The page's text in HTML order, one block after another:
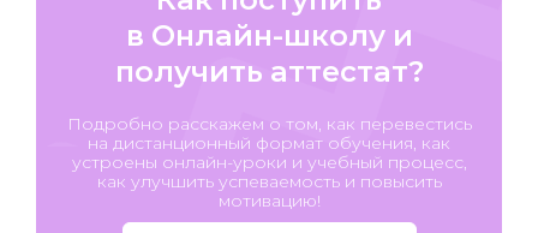
в Онлайн-школу и
получить аттестат?
Подробно расскажем о том, как перевестись
на дистанционный формат обучения, как
устроены онлайн-уроки и учебный процесс,
как улучшить успеваемость и повысить
мотивацию!